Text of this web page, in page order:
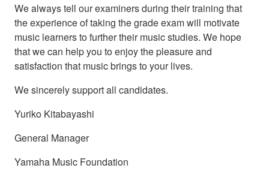
We always tell our examiners during their training that
the experience of taking the grade exam will motivate
music learners to further their music studies. We hope
that we can help you to enjoy the pleasure and
satisfaction that music brings to your lives.
We sincerely support all candidates.
Yuriko Kitabayashi
General Manager
Yamaha Music Foundation